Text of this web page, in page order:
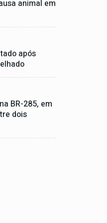
animal em
após
BR-285, em
dois